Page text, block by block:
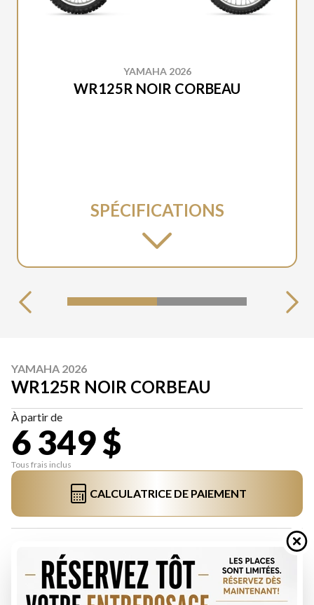
YAMAHA 2026
WR125R NOIR CORBEAU
SPÉCIFICATIONS
YAMAHA 2026
WR125R NOIR CORBEAU
À partir de
6 349 $
Tous frais inclus
CALCULATRICE DE PAIEMENT